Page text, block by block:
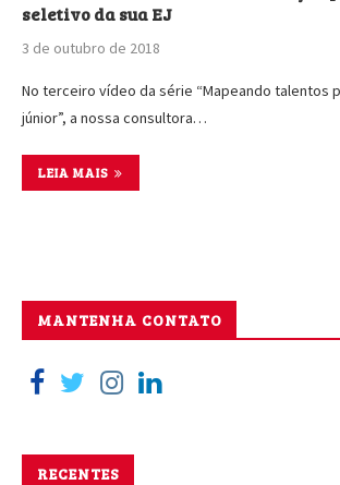
seletivo da sua EJ
3 de outubro de 2018
No terceiro vídeo da série “Mapeando talentos
júnior”, a nossa consultora…
LEIA MAIS
MANTENHA CONTATO
RECENTES